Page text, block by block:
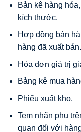
Bản kê hàng
kích thước.
Hợp đồng bán
hàng đã xuất bán.
Hóa đơn giá trị
Bảng kê mua
Phiếu xuất kho.
Tem nhãn phụ
quan đối với